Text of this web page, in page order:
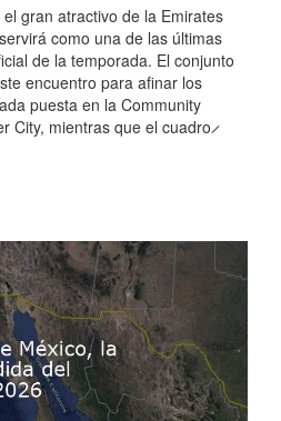
gran atractivo de la Emirates
como una de las últimas
de la temporada. El conjunto
encuentro para afinar los
puesta en la Community
City, mientras que el cuadro